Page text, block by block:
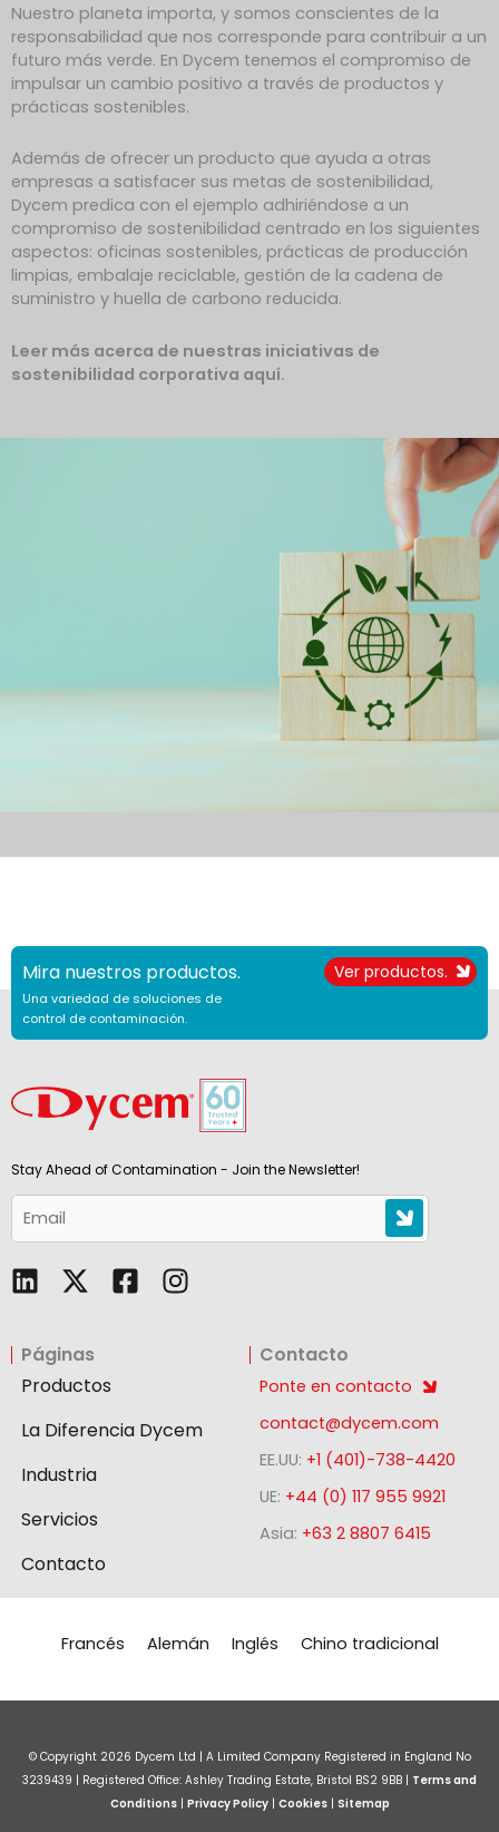
Nuestro planeta importa, y somos conscientes de la
responsabilidad que nos corresponde para contribuir a un
futuro más verde. En Dycem tenemos el compromiso de
impulsar un cambio positivo a través de productos y
prácticas sostenibles.
Además de ofrecer un producto que ayuda a otras
empresas a satisfacer sus metas de sostenibilidad,
Dycem predica con el ejemplo adhiriéndose a un
compromiso de sostenibilidad centrado en los siguientes
aspectos: oficinas sostenibles, prácticas de producción
limpias, embalaje reciclable, gestión de la cadena de
suministro y huella de carbono reducida.
Leer más acerca de nuestras iniciativas de
sostenibilidad corporativa aquí.
Mira nuestros productos.
Una variedad de soluciones de
control de contaminación.
Ver productos.
Stay Ahead of Contamination - Join the Newsletter!
L
i
k
e
d
i
n
F
a
o
o
I
n
g
r
Páginas
Productos
La Diferencia Dycem
Industria
Servicios
Contacto
Contacto
Ponte en contacto
contact@dycem.com
EE.UU: +1 (401)-738-4420
UE: +44 (0) 117 955 9921
Asia: +63 2 8807 6415
Francés Alemán Inglés Chino tradicional
© Copyright 2026 Dycem Ltd | A Limited Company Registered in England No
3239439 | Registered Office: Ashley Trading Estate, Bristol BS2 9BB | Terms and
Conditions| Privacy Policy| Cookies| Sitemap